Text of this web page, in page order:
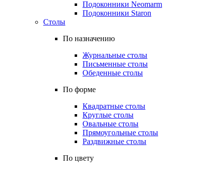
Подоконники Neomarm
Подоконники Staron
Столы
По назначению
Журнальные столы
Письменные столы
Обеденные столы
По форме
Квадратные столы
Круглые столы
Овальные столы
Прямоугольные столы
Раздвижные столы
По цвету